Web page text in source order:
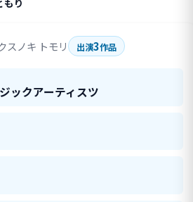
スノキ トモリ 出演3作品
ックアーティスツ